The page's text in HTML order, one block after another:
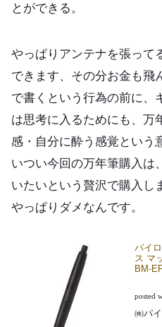
とができる。
やっぱりアンテナを張って
できます、その分お金も飛
で書くという行為の前に、
は思考に入るためにも、万
感・自分に酔う感覚という
いつい今回の万年筆購入は
いたいという贅沢で購入し
やっぱりダメなんです。
パイ
ス マ
BM-
posted
㈱パ